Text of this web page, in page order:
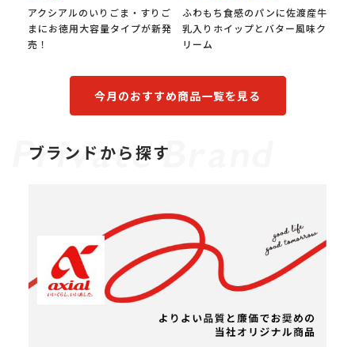
アクシアルのいりごま・すりご
まにお徳用大容量タイプが新発
売！
ふわもち食感のパンに佐渡産牛
乳入りホイップとバター風味ク
リーム
今月のおすすめ商品一覧を見る
ブランドから探す